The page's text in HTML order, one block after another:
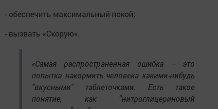
- обеспечить максимальный покой;
- вызвать «Скорую».
«Самая распространенная ошибка – это
попытка накормить человека какими-нибудь
”вкусными” таблеточками. Есть такое
понятие, как ”нитроглицериновый